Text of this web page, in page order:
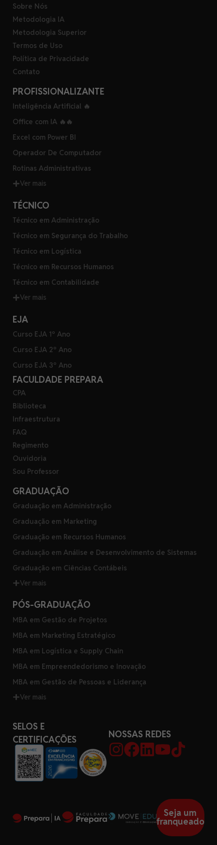
Sobre Nós
Metodologia IA
Metodologia Superior
Termos de Uso
Política de Privacidade
Contato
PROFISSIONALIZANTE
Inteligência Artificial 🔥
Office com IA 🔥🔥
Excel com Power BI
Operador De Computador
Rotinas Administrativas
Ver mais
TÉCNICO
Técnico em Administração
Técnico em Segurança do Trabalho
Técnico em Logística
Técnico em Recursos Humanos
Técnico em Contabilidade
Ver mais
EJA
Curso EJA 1º Ano
Curso EJA 2º Ano
Curso EJA 3º Ano
FACULDADE PREPARA
CPA
Biblioteca
Infraestrutura
FAQ
Regimento
Ouvidoria
Sou Professor
GRADUAÇÃO
Graduação em Administração
Graduação em Marketing
Graduação em Recursos Humanos
Graduação em Análise e Desenvolvimento de Sistemas
Graduação em Ciências Contábeis
Ver mais
PÓS-GRADUAÇÃO
MBA em Gestão de Projetos
MBA em Marketing Estratégico
MBA em Logística e Supply Chain
MBA em Empreendedorismo e Inovação
MBA em Gestão de Pessoas e Liderança
Ver mais
SELOS E
CERTIFICAÇÕES
NOSSAS REDES
Seja um
franqueado